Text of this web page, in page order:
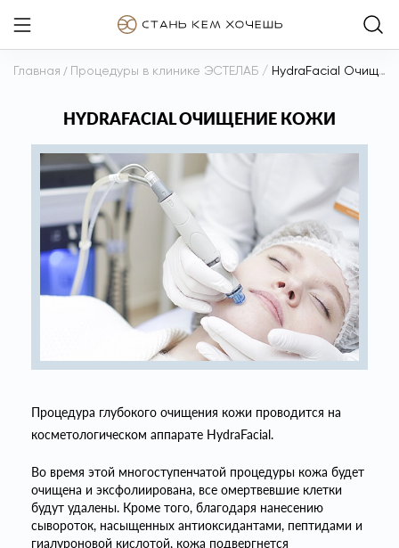
Главная / Процедуры в клинике ЭСТЕЛАБ / HydraFacial Очищение кожи
HYDRAFACIAL ОЧИЩЕНИЕ КОЖИ
Процедура глубокого очищения кожи проводится на
косметологическом аппарате HydraFacial.
Во время этой многоступенчатой процедуры кожа будет
очищена и эксфолиирована, все омертвевшие клетки
будут удалены. Кроме того, благодаря нанесению
сывороток, насыщенных антиоксидантами, пептидами и
гиалуроновой кислотой, кожа подвергнется